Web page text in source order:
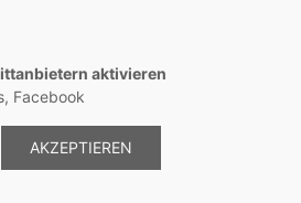
+49 8563 / 2930
| Hinweisgebersystem
aktivieren
Facebook
AKZEPTIEREN